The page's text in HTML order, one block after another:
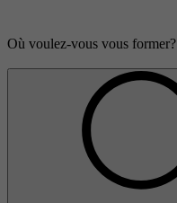
Où voulez-vous vous former?